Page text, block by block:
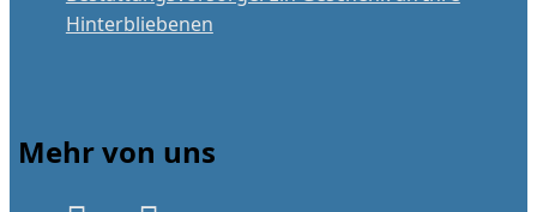
Hinterbliebenen
Mehr von uns